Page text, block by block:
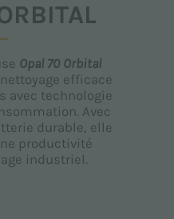
Opal 70 Orbital
efficace
avec technologie
Avec
durable, elle
productivité
industriel.